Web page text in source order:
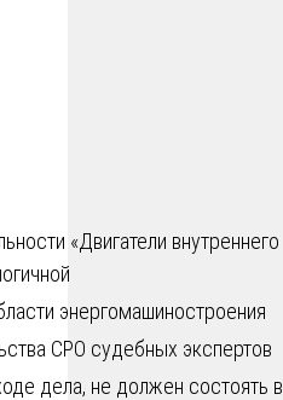
«Двигатели внутреннего
энергомашиностроения
СРО судебных экспертов
дела, не должен состоять в